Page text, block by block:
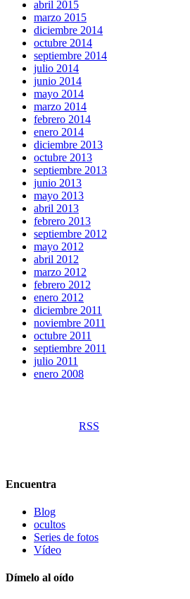
abril 2015
marzo 2015
diciembre 2014
octubre 2014
septiembre 2014
julio 2014
junio 2014
mayo 2014
marzo 2014
febrero 2014
enero 2014
diciembre 2013
octubre 2013
septiembre 2013
junio 2013
mayo 2013
abril 2013
febrero 2013
septiembre 2012
mayo 2012
abril 2012
marzo 2012
febrero 2012
enero 2012
diciembre 2011
noviembre 2011
octubre 2011
septiembre 2011
julio 2011
enero 2008
RSS
Encuentra
Blog
ocultos
Series de fotos
Vídeo
Dímelo al oído